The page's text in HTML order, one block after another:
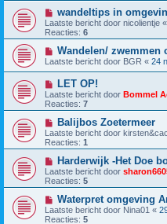
wandeltips in
Laatste bericht door nicolientje «
Reacties: 6
Wandelen/ zwemmen
Laatste bericht door BGR « 24
LET OP!
Laatste bericht door Bommel
Reacties: 7
Balijbos Zoetermeer
Laatste bericht door
Reacties: 1
Harderwijk -Het Doe
Laatste bericht door
Reacties: 5
Waterpret omgeving
Laatste bericht door Nina01 «
Reacties: 5